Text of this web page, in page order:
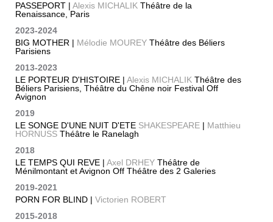
PASSEPORT | Alexis MICHALIK Théâtre de la
Renaissance, Paris
2023-2024
BIG MOTHER | Mélodie MOUREY Théâtre des Béliers
Parisiens
2013-2023
LE PORTEUR D'HISTOIRE | Alexis MICHALIK Théâtre des
Béliers Parisiens, Théâtre du Chêne noir Festival Off
Avignon
2019
LE SONGE D'UNE NUIT D'ETE SHAKESPEARE | Matthieu
HORNUSS Théâtre le Ranelagh
2018
LE TEMPS QUI REVE | Axel DRHEY Théâtre de
Ménilmontant et Avignon Off Théâtre des 2 Galeries
2019-2021
PORN FOR BLIND | Victorien ROBERT
2015-2018